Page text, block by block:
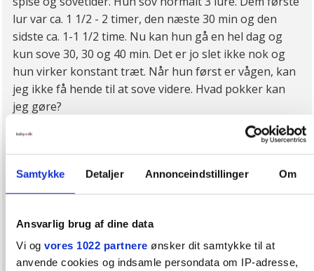
Samtykke Detaljer Annonceindstillinger Om
Ansvarlig brug af dine data
Vi og vores 1022 partnere ønsker dit samtykke til at
anvende cookies og indsamle persondata om IP-adresse,
lur var ca. 1 1/2 - 2 timer, den næste 30 min og den
sidste ca. 1-1 1/2 time. Nu kan hun gå en hel dag og
kun sove 30, 30 og 40 min. Det er jo slet ikke nok og
hun virker konstant træt. Når hun først er vågen, kan
jeg ikke få hende til at sove videre. Hvad pokker kan
jeg gøre?
Det skal siges, at hun kort efter fødslen udviklede et
meget stort jordbærmærke i højre side af ansigtet,
som hun får medicinsk behandling for. En af
bivirkningerne er kløe, som hun er MEGET påvirket af.
Hilsen en meget træt mor